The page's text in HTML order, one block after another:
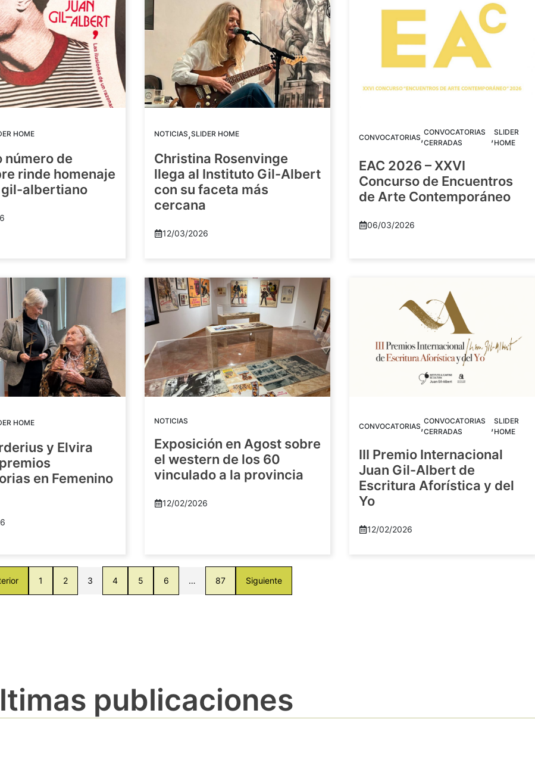
HOME
número de
rinde homenaje
albertiano
NOTICIAS,SLIDER HOME
Christina Rosenvinge
llega al Instituto Gil-Albert
con su faceta más
cercana
12/03/2026
CONVOCATORIAS,CONVOCATORIAS
CERRADAS
,SLIDER
HOME
EAC 2026 – XXVI
Concurso de Encuentros
de Arte Contemporáneo
06/03/2026
HOME
y Elvira
en Femenino
NOTICIAS
Exposición en Agost sobre
el western de los 60
vinculado a la provincia
12/02/2026
CONVOCATORIAS,CONVOCATORIAS
CERRADAS
,SLIDER
HOME
III Premio Internacional
Juan Gil-Albert de
Escritura Aforística y del
Yo
12/02/2026
1 2 3 4 5 6 … 87 Siguiente
publicaciones